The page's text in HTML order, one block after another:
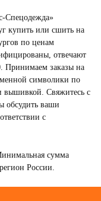
Спецодежда»
купить или сшить на
по ценам
отвечают
Принимаем заказы на
символики по
вышивкой. Свяжитесь с
обсудить ваши
с
сумма
России.